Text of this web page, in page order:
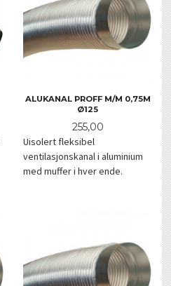
ALUKANAL PROFF M/M 0,75M
Ø125
Pris
255,00
Uisolert fleksibel
ventilasjonskanal i aluminium
med muffer i hver ende.